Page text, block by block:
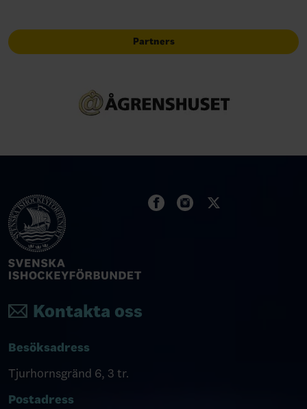
Partners
Kontakta oss
Besöksadress
Tjurhornsgränd 6, 3 tr.
Postadress